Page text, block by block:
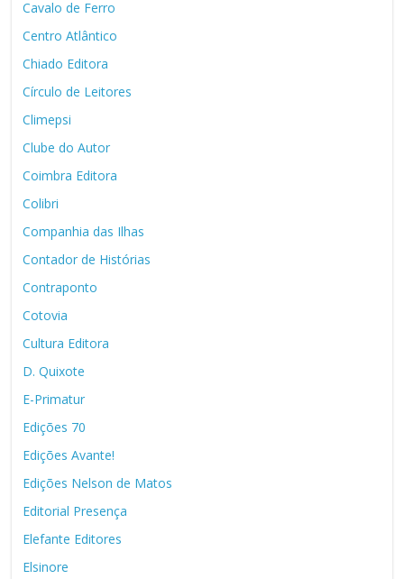
Cavalo de Ferro
Centro Atlântico
Chiado Editora
Círculo de Leitores
Climepsi
Clube do Autor
Coimbra Editora
Colibri
Companhia das Ilhas
Contador de Histórias
Contraponto
Cotovia
Cultura Editora
D. Quixote
E-Primatur
Edições 70
Edições Avante!
Edições Nelson de Matos
Editorial Presença
Elefante Editores
Elsinore